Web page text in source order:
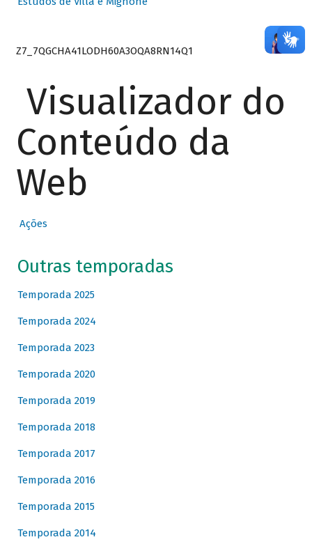
Z7_7QGCHA41LODH60A3OQA8RN14Q1
Visualizador do
Conteúdo da
Web
Ações
Outras temporadas
Temporada 2025
Temporada 2024
Temporada 2023
Temporada 2020
Temporada 2019
Temporada 2018
Temporada 2017
Temporada 2016
Temporada 2015
Temporada 2014